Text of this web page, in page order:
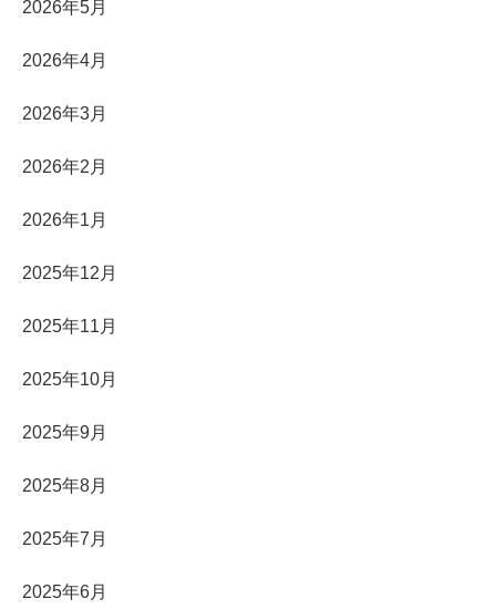
2026年5月
2026年4月
2026年3月
2026年2月
2026年1月
2025年12月
2025年11月
2025年10月
2025年9月
2025年8月
2025年7月
2025年6月